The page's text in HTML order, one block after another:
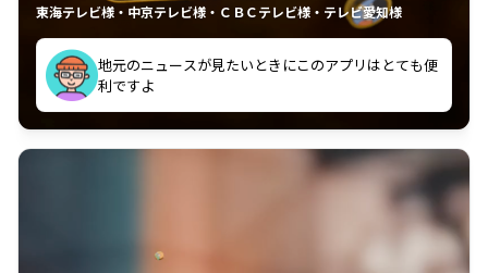
東海テレビ様・中京テレビ様・ＣＢＣテレビ様・テレビ愛知様
中京テレビのおもしろ番組が視聴可能地域外からも見
れるの嬉しいポイント
いつも利用させていただいております！